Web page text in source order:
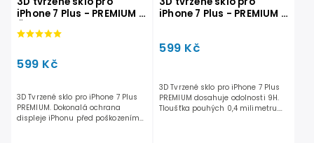
iPhone 7 Plus - PREMIUM -
599 Kč
3D Tvrzené sklo pro iPhone 7 Plus
PREMIUM. Dokonalá ochrana
displeje iPhonu před poškozením
iPhone 7 Plus - PREMIUM -
599 Kč
3D Tvrzené sklo pro iPhone 7 Plus
PREMIUM dosahuje odolnosti 9H.
Tloušťka pouhých 0,4 milimetru.